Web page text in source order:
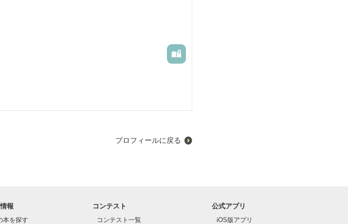
プロフィールに戻る
報
本を探す
コンテスト
コンテスト一覧
公式アプリ
iOS版アプリ